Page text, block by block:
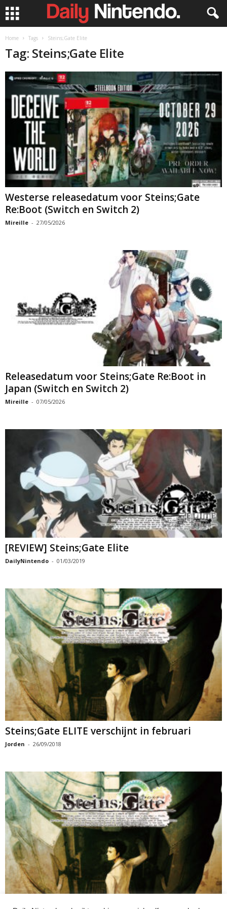
Home Tags Steins;Gate Elite
Tag: Steins;Gate Elite
Westerse releasedatum voor Steins;Gate
Re:Boot (Switch en Switch 2)
Mireille - 27/05/2026
Releasedatum voor Steins;Gate Re:Boot in
Japan (Switch en Switch 2)
Mireille - 07/05/2026
[REVIEW] Steins;Gate Elite
DailyNintendo - 01/03/2019
Steins;Gate ELITE verschijnt in februari
Jorden - 26/09/2018